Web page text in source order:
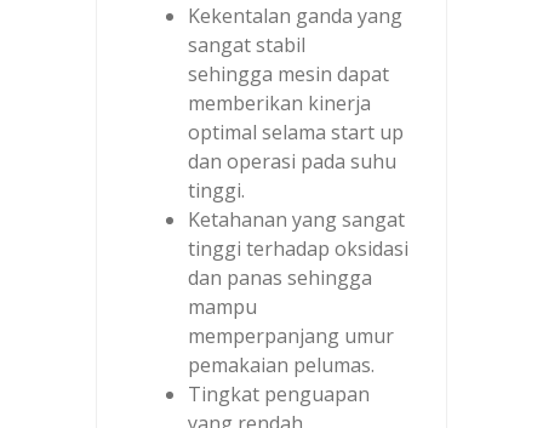
Kekentalan ganda yang
sangat stabil
sehingga mesin dapat
memberikan kinerja
optimal selama start up
dan operasi pada suhu
tinggi.
Ketahanan yang sangat
tinggi terhadap oksidasi
dan panas sehingga
mampu
memperpanjang umur
pemakaian pelumas.
Tingkat penguapan